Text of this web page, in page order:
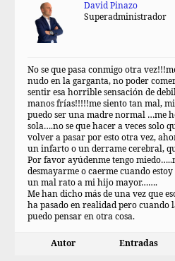
David Pinazo
Superadministrador
No se que pasa conmigo otra
nudo en la garganta, no poder
sentir esa horrible sensación de
manos frías!!!!!me siento tan mal,
puedo ser una madre normal …me
sola….no se que hacer a veces solo
volver a pasar por esto otra vez,
un infarto o un derrame cerebral,
Por favor ayúdenme tengo
desmayarme o caerme cuando
un mal rato a mi hijo mayor…….
Me han dicho más de una vez que
ha pasado en realidad pero cuando
puedo pensar en otra cosa.
Autor Entradas